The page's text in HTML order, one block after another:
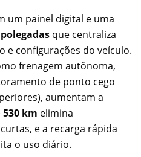
um painel digital e uma
que centraliza
e configurações do veículo.
frenagem autônoma,
de ponto cego
aumentam a
530 km elimina
e a recarga rápida
o uso diário.